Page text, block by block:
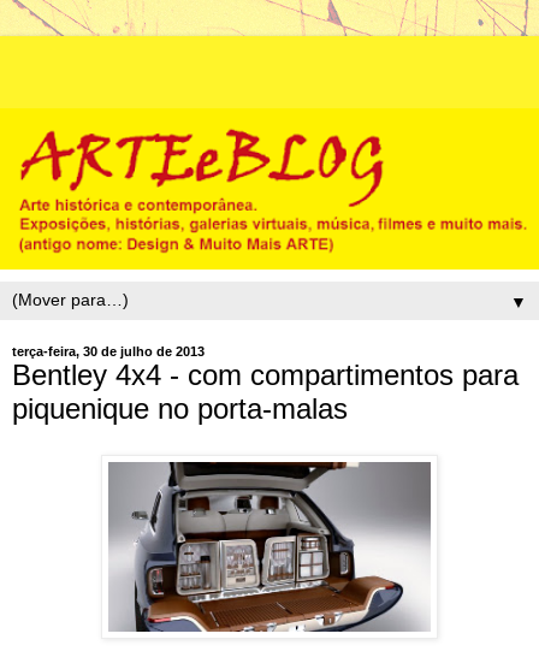
▼
terça-feira, 30 de julho de 2013
Bentley 4x4 - com compartimentos para
piquenique no porta-malas